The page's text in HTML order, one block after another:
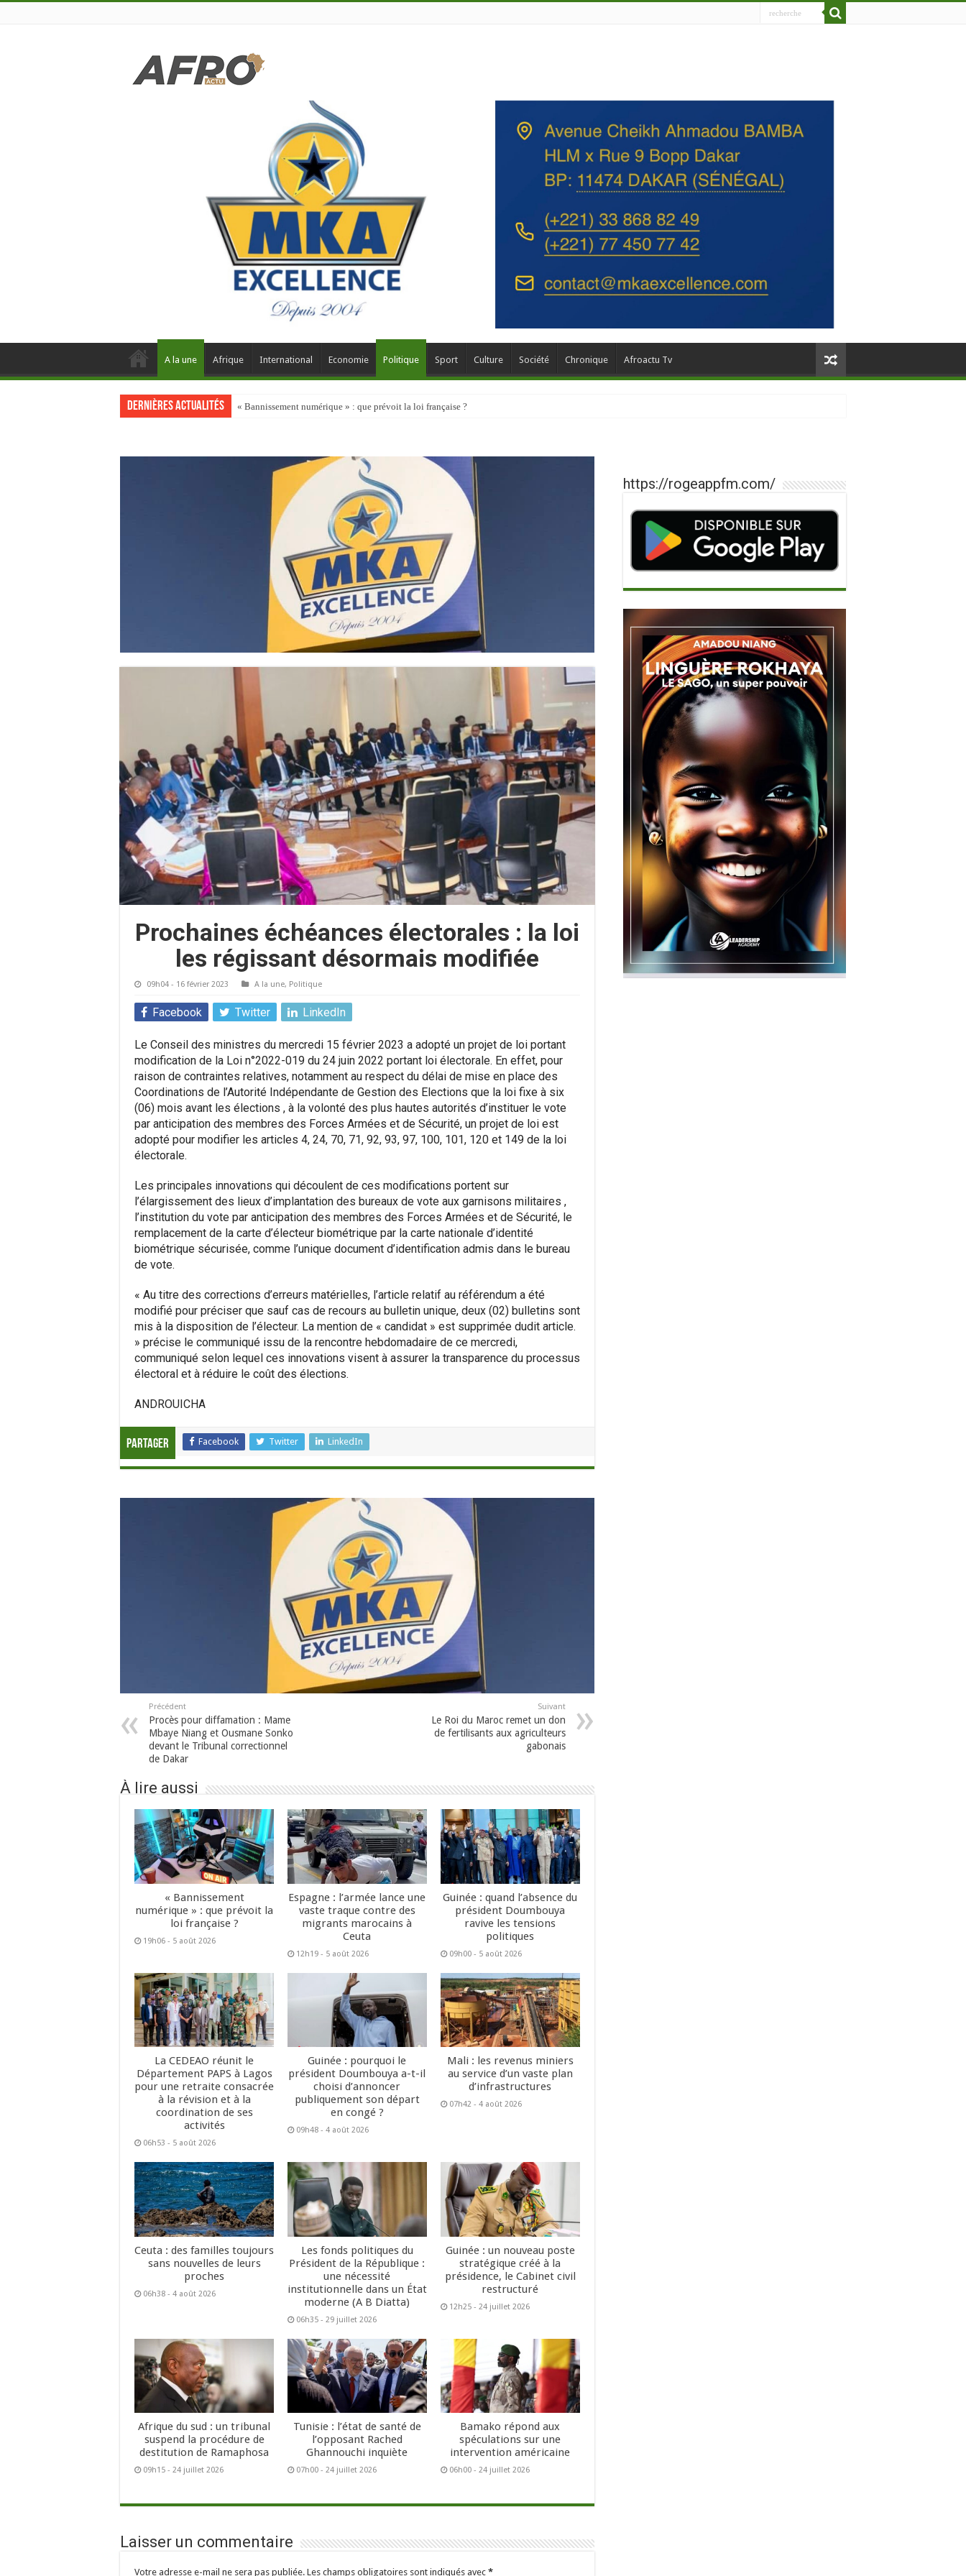
A la une Afrique International Economie Politique Sport Culture Société Chronique Afroactu Tv
Dernières actualités « Bannissement numérique » : que prévoit la loi française ?
Prochaines échéances électorales : la loi
les régissant désormais modifiée
09h04 - 16 février 2023 A la une, Politique
Facebook Twitter LinkedIn
Le Conseil des ministres du mercredi 15 février 2023 a adopté un projet de loi portant
modification de la Loi n°2022-019 du 24 juin 2022 portant loi électorale. En effet, pour
raison de contraintes relatives, notamment au respect du délai de mise en place des
Coordinations de l’Autorité Indépendante de Gestion des Elections que la loi fixe à six
(06) mois avant les élections , à la volonté des plus hautes autorités d’instituer le vote
par anticipation des membres des Forces Armées et de Sécurité, un projet de loi est
adopté pour modifier les articles 4, 24, 70, 71, 92, 93, 97, 100, 101, 120 et 149 de la loi
électorale.
Les principales innovations qui découlent de ces modifications portent sur
l’élargissement des lieux d’implantation des bureaux de vote aux garnisons militaires ,
l’institution du vote par anticipation des membres des Forces Armées et de Sécurité, le
remplacement de la carte d’électeur biométrique par la carte nationale d’identité
biométrique sécurisée, comme l’unique document d’identification admis dans le bureau
de vote.
« Au titre des corrections d’erreurs matérielles, l’article relatif au référendum a été
modifié pour préciser que sauf cas de recours au bulletin unique, deux (02) bulletins sont
mis à la disposition de l’électeur. La mention de « candidat » est supprimée dudit article.
» précise le communiqué issu de la rencontre hebdomadaire de ce mercredi,
communiqué selon lequel ces innovations visent à assurer la transparence du processus
électoral et à réduire le coût des élections.
ANDROUICHA
Partager Facebook Twitter LinkedIn
Précédent
Procès pour diffamation : Mame
Mbaye Niang et Ousmane Sonko
devant le Tribunal correctionnel
de Dakar
Suivant
Le Roi du Maroc remet un don
de fertilisants aux agriculteurs
gabonais
À lire aussi
« Bannissement
numérique » : que prévoit la
loi française ?
19h06 - 5 août 2026
Espagne : l’armée lance une
vaste traque contre des
migrants marocains à
Ceuta
12h19 - 5 août 2026
Guinée : quand l’absence du
président Doumbouya
ravive les tensions
politiques
09h00 - 5 août 2026
La CEDEAO réunit le
Département PAPS à Lagos
pour une retraite consacrée
à la révision et à la
coordination de ses
activités
06h53 - 5 août 2026
Guinée : pourquoi le
président Doumbouya a-t-il
choisi d’annoncer
publiquement son départ
en congé ?
09h48 - 4 août 2026
Mali : les revenus miniers
au service d’un vaste plan
d’infrastructures
07h42 - 4 août 2026
Ceuta : des familles toujours
sans nouvelles de leurs
proches
06h38 - 4 août 2026
Les fonds politiques du
Président de la République :
une nécessité
institutionnelle dans un État
moderne (A B Diatta)
06h35 - 29 juillet 2026
Guinée : un nouveau poste
stratégique créé à la
présidence, le Cabinet civil
restructuré
12h25 - 24 juillet 2026
Afrique du sud : un tribunal
suspend la procédure de
destitution de Ramaphosa
09h15 - 24 juillet 2026
Tunisie : l’état de santé de
l’opposant Rached
Ghannouchi inquiète
07h00 - 24 juillet 2026
Bamako répond aux
spéculations sur une
intervention américaine
06h00 - 24 juillet 2026
Laisser un commentaire
Votre adresse e-mail ne sera pas publiée. Les champs obligatoires sont indiqués avec *
https://rogeappfm.com/